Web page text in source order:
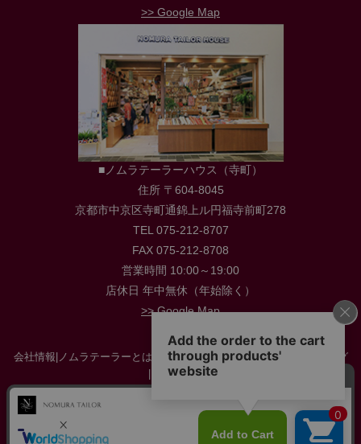
>> Google Map
■ノムラテーラーハウス（寺町）
住所 〒604-8045
京都市中京区寺町通錦上ル円福寺前町278
TEL 075-212-8707
FAX 075-212-8708
営業時間 10:00～19:00
店休日 年中無休（年始除く）
>> Google Map
会社情報 ノムラテーラーとは 店舗情報|採用情報|お役立ち情報・ブログ
お問い合わせ
特定商取引に関する法律に基づく表示
サイトマップ